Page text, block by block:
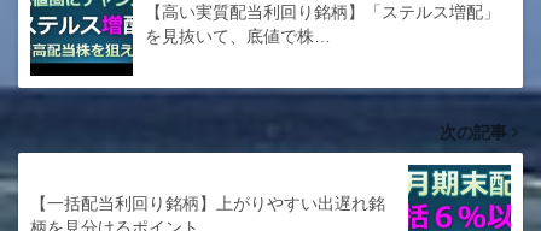
【高い実質配当利回り銘柄】「ステルス増配」
を見抜いて、底値で株…
次の記事
【一括配当利回り銘柄】上がりやすい出遅れ銘